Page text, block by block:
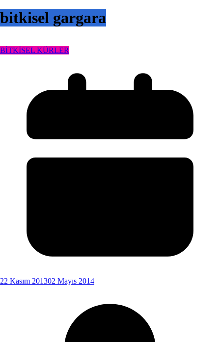
bitkisel gargara
BİTKİSEL KÜRLER
22 Kasım 201302 Mayıs 2014